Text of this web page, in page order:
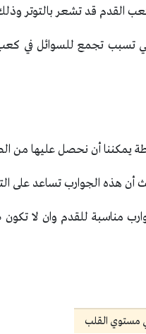
كعب القدم قد تشعر بالتوتر
التي تسبب تجمع للسوائل
يمكننا أن نحصل عليها من
أن هذه الجوارب تساعد على
مناسبة للقدم وان لا
مستوي القلب